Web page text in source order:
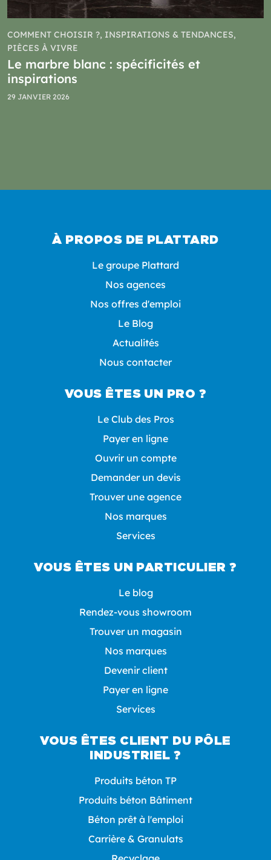
COMMENT CHOISIR ?, INSPIRATIONS & TENDANCES,
PIÈCES À VIVRE
Le marbre blanc : spécificités et
inspirations
29 JANVIER 2026
À PROPOS DE PLATTARD
Le groupe Plattard
Nos agences
Nos offres d'emploi
Le Blog
Actualités
Nous contacter
VOUS ÊTES UN PRO ?
Le Club des Pros
Payer en ligne
Ouvrir un compte
Demander un devis
Trouver une agence
Nos marques
Services
VOUS ÊTES UN PARTICULIER ?
Le blog
Rendez-vous showroom
Trouver un magasin
Nos marques
Devenir client
Payer en ligne
Services
VOUS ÊTES CLIENT DU PÔLE
INDUSTRIEL ?
Produits béton TP
Produits béton Bâtiment
Béton prêt à l'emploi
Carrière & Granulats